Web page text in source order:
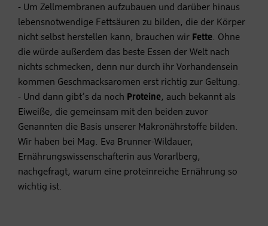
- Um Zellmembranen aufzubauen und darüber hinaus
lebensnotwendige Fettsäuren zu bilden, die der Körper
nicht selbst herstellen kann, brauchen wir Fette. Ohne
die würde außerdem das beste Essen der Welt nach
nichts schmecken, denn nur durch ihr Vorhandensein
kommen Geschmacksaromen erst richtig zur Geltung.
- Und dann gibt’s da noch Proteine, auch bekannt als
Eiweiße, die gemeinsam mit den beiden zuvor
Genannten die Basis unserer Makronährstoffe bilden.
Wir haben bei Mag. Eva Brunner-Wildauer,
Ernährungswissenschafterin aus Vorarlberg,
nachgefragt, warum eine proteinreiche Ernährung so
wichtig ist.